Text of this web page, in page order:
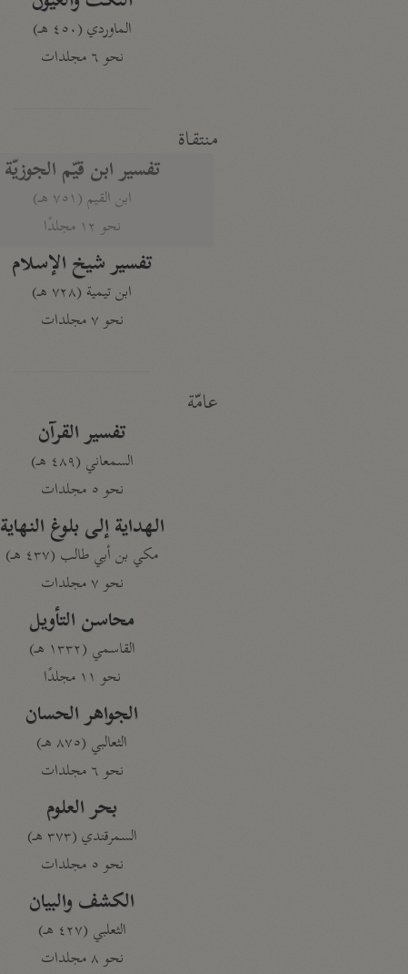
الماوردي (٤٥٠ هـ)
نحو ٦ مجلدات
منتقاة
تفسير ابن قيّم الجوزيّة
ابن القيم (٧٥١ هـ)
نحو ١٢ مجلدًا
تفسير شيخ الإسلام
ابن تيمية (٧٢٨ هـ)
نحو ٧ مجلدات
عامّة
تفسير القرآن
السمعاني (٤٨٩ هـ)
نحو ٥ مجلدات
الهداية إلى بلوغ النهاية
مكي بن أبي طالب (٤٣٧ هـ)
نحو ٧ مجلدات
محاسن التأويل
القاسمي (١٣٣٢ هـ)
نحو ١١ مجلدًا
الجواهر الحسان
الثعالبي (٨٧٥ هـ)
نحو ٦ مجلدات
بحر العلوم
السمرقندي (٣٧٣ هـ)
نحو ٥ مجلدات
الكشف والبيان
الثعلبي (٤٢٧ هـ)
نحو ٨ مجلدات